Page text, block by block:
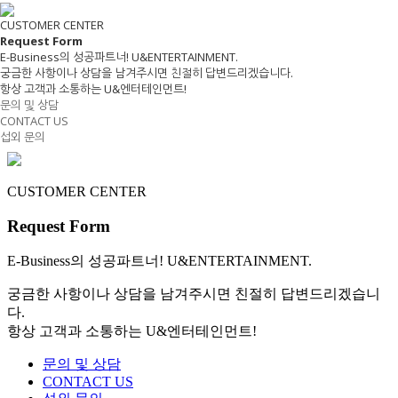
CUSTOMER CENTER
Request Form
E-Business의 성공파트너! U&ENTERTAINMENT.
궁금한 사항이나 상담을 남겨주시면 친절히 답변드리겠습니다.
항상 고객과 소통하는 U&엔터테인먼트!
문의 및 상담
CONTACT US
섭외 문의